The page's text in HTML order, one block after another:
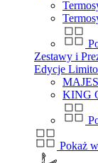
Zestawy i
Edycje
KING
Pokaż